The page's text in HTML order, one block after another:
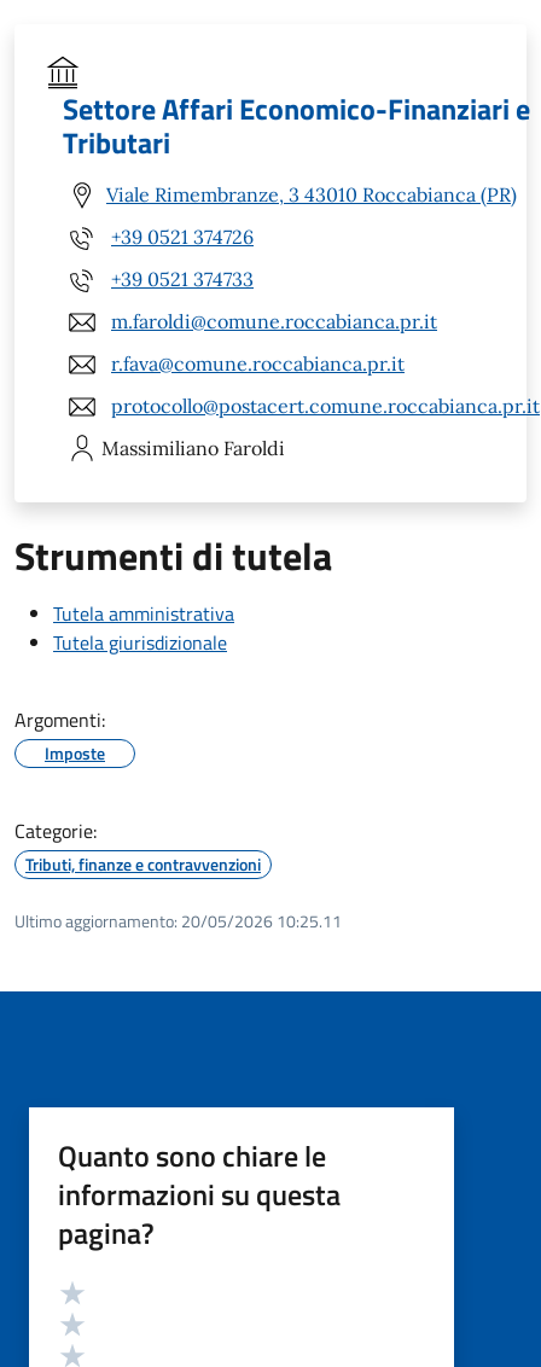
Settore Affari Economico-Finanziari e
Tributari
Viale Rimembranze, 3 43010 Roccabianca (PR)
+39 0521 374726
+39 0521 374733
m.faroldi@comune.roccabianca.pr.it
r.fava@comune.roccabianca.pr.it
protocollo@postacert.comune.roccabianca.pr.it
Massimiliano Faroldi
Strumenti di tutela
Tutela amministrativa
Tutela giurisdizionale
Argomenti:
Imposte
Categorie:
Tributi, finanze e contravvenzioni
Ultimo aggiornamento: 20/05/2026 10:25.11
Quanto sono chiare le
informazioni su questa
pagina?
Valutazione